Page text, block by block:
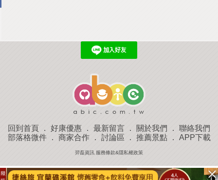
回到首頁 ． 好康優惠 ． 最新留言 ． 關於我們 ． 聯絡我們
部落格微件． 商家合作． 討論區 ． 推薦景點． APP下載
羿磊資訊 服務條款&隱私權政策